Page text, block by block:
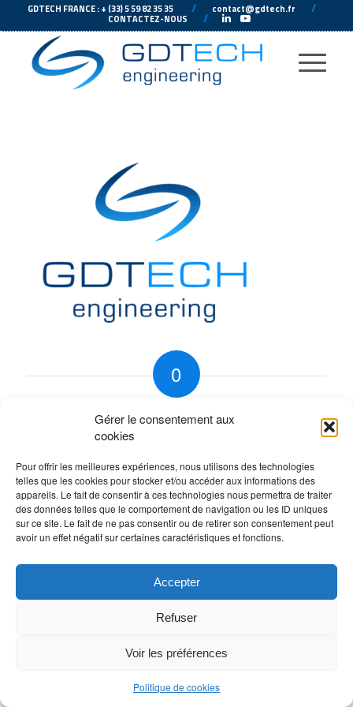
Gérer le consentement aux
cookies
Pour offrir les meilleures expériences, nous utilisons des technologies
telles que les cookies pour stocker et/ou accéder aux informations des
appareils. Le fait de consentir à ces technologies nous permettra de traiter
des données telles que le comportement de navigation ou les ID uniques
sur ce site. Le fait de ne pas consentir ou de retirer son consentement peut
avoir un effet négatif sur certaines caractéristiques et fonctions.
Accepter
Refuser
Voir les préférences
Politique de cookies
GDTECH FRANCE : + (33) 5 59 82 35 35 //--- contact@gdtech.fr //--
CONTACTEZ-NOUS ---// ---
0
Laisser un commentaire
Rejoindre la discussion?
N’hésitez pas à contribuer !
Vous devezvous connecterpour publier un
commentaire.